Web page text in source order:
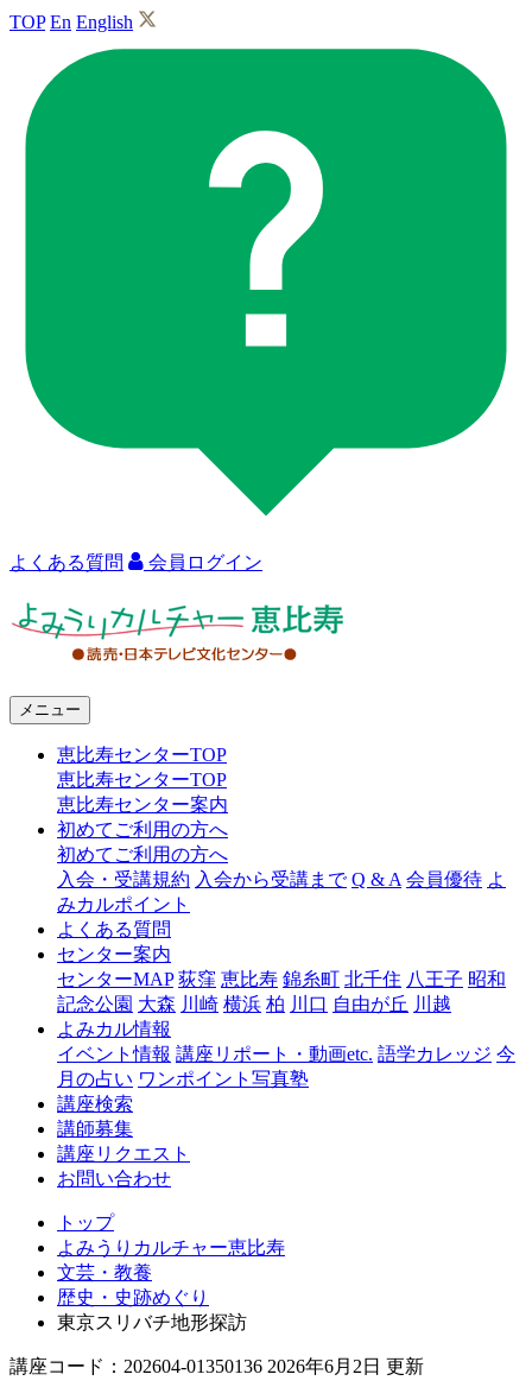
TOP En English
よくある質問 会員ログイン
ャ
比
メニュー
恵比寿センターTOP
恵比寿センターTOP
恵比寿センター案内
初めてご利用の方へ
初めてご利用の方へ
入会・受講規約 入会から受講まで Q & A 会員優待 よ
みカルポイント
よくある質問
センター案内
センターMAP 荻窪 恵比寿 錦糸町 北千住 八王子 昭和
記念公園 大森 川崎 横浜 柏 川口 自由が丘 川越
よみカル情報
イベント情報 講座リポート・動画etc. 語学カレッジ 今
月の占い ワンポイント写真塾
講座検索
講師募集
講座リクエスト
お問い合わせ
トップ
よみうりカルチャー恵比寿
文芸・教養
歴史・史跡めぐり
東京スリバチ地形探訪
講座コード：202604-01350136 2026年6月2日 更新